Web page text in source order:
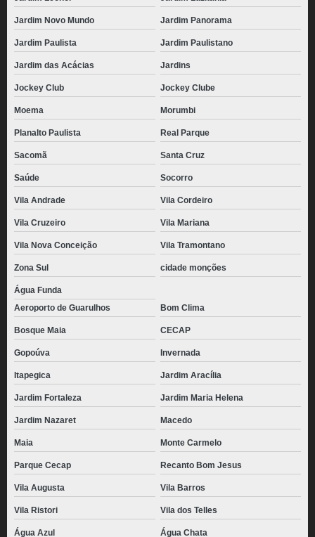
Jardim Novo Mundo Jardim Panorama
Jardim Paulista Jardim Paulistano
Jardim das Acácias Jardins
Jockey Club Jockey Clube
Moema Morumbi
Planalto Paulista Real Parque
Sacomã Santa Cruz
Saúde Socorro
Vila Andrade Vila Cordeiro
Vila Cruzeiro Vila Mariana
Vila Nova Conceição Vila Tramontano
Zona Sul cidade monções
Água Funda
Aeroporto de Guarulhos
Bom Clima
Bosque Maia CECAP
Gopoúva Invernada
Itapegica Jardim Aracília
Jardim Fortaleza Jardim Maria Helena
Jardim Nazaret Macedo
Maia Monte Carmelo
Parque Cecap Recanto Bom Jesus
Vila Augusta Vila Barros
Vila Ristori Vila dos Telles
Água Azul
Água Chata